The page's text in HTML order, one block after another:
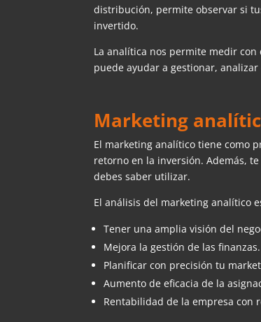
distribución, permite observar si
invertido.
La analítica nos permite medir
puede ayudar a gestionar,
Marketing
El marketing analítico tiene como
retorno en la inversión. Además,
debes saber utilizar.
El análisis del marketing analítico
Tener una amplia visión del
Mejora la gestión de las finanzas.
Planificar con precisión tu
Aumento de eficacia de la
Rentabilidad de la empresa con